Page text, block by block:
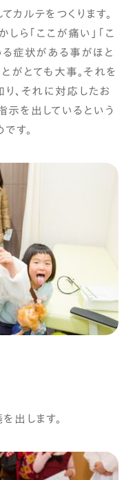
カルテをつくります。
ら「ここが痛い」「こ
る症状がある事がほと
がとても大事。それを
、それに対応したお
示を出しているという
す。
出します。